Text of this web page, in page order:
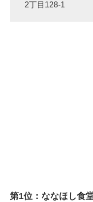
2丁目128-1
第1位：ななほし食